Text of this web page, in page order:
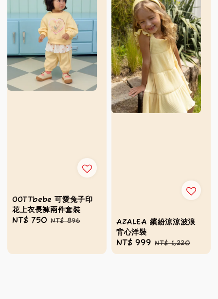
OOTTbebe 可愛兔子印
花上衣長褲兩件套裝
Sale
NT$ 750 Regular
NT$ 896
AZALEA 繽紛涼涼波浪
背心洋裝
Sale
price
NT$ 999 Regular
price
NT$ 1,220